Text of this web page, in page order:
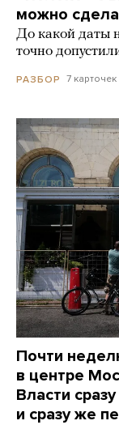
можно
До какой даты
точно
РАЗБОР 7 карточек
Почти
в центре
Власти
и сразу же